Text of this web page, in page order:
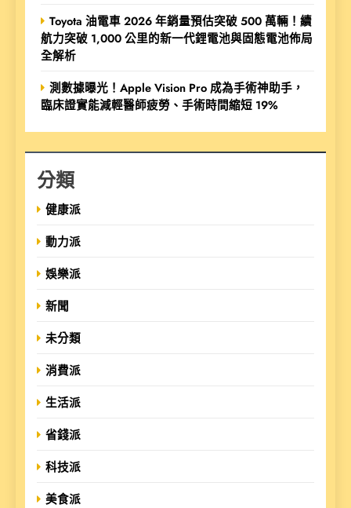
Toyota 油電車 2026 年銷量預估突破 500 萬輛！續
航力突破 1,000 公里的新一代鋰電池與固態電池佈局
全解析
測數據曝光！Apple Vision Pro 成為手術神助手，
臨床證實能減輕醫師疲勞、手術時間縮短 19%
分類
健康派
動力派
娛樂派
新聞
未分類
消費派
生活派
省錢派
科技派
美食派